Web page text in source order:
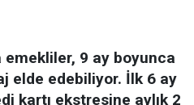
emekliler, 9 ay boyunca
elde edebiliyor. İlk 6 ay
kartı ekstresine aylık 2